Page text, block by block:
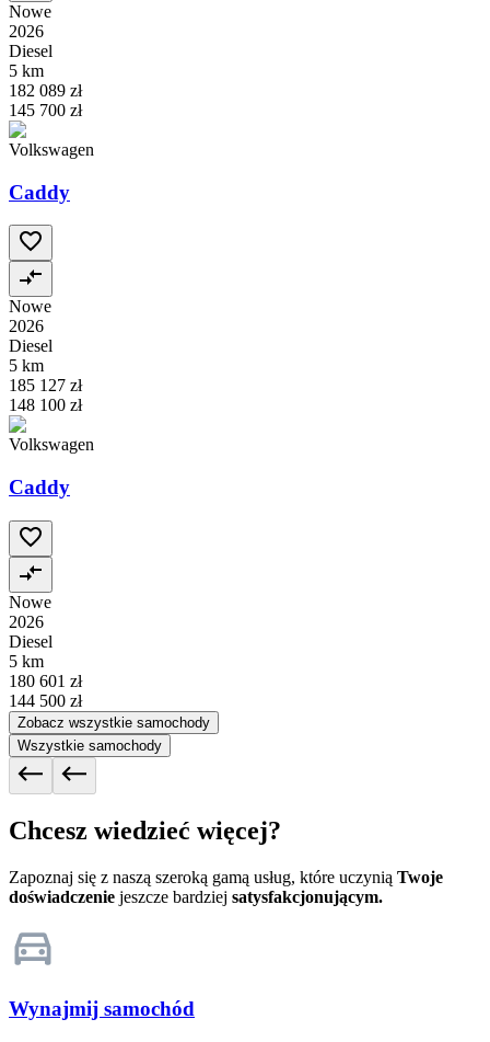
Nowe
2026
Diesel
5 km
182 089 zł
145 700 zł
Volkswagen
Caddy
Nowe
2026
Diesel
5 km
185 127 zł
148 100 zł
Volkswagen
Caddy
Nowe
2026
Diesel
5 km
180 601 zł
144 500 zł
Zobacz wszystkie samochody
Wszystkie samochody
Chcesz wiedzieć więcej?
Zapoznaj się z naszą szeroką gamą usług, które uczynią Twoje
doświadczenie jeszcze bardziej satysfakcjonującym.
Wynajmij samochód